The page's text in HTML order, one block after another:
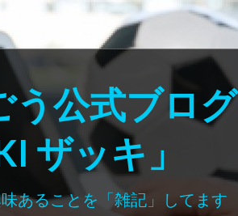
う公式ブログ
ザッキ」
あることを「雑記」してます